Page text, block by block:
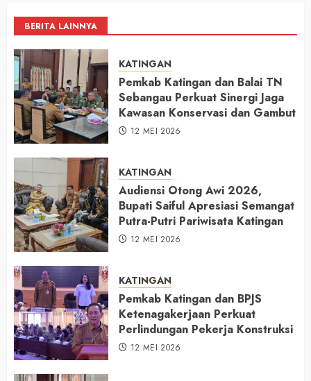
BERITA LAINNYA
KATINGAN
Pemkab Katingan dan Balai TN
Sebangau Perkuat Sinergi Jaga
Kawasan Konservasi dan Gambut
12 MEI 2026
KATINGAN
Audiensi Otong Awi 2026,
Bupati Saiful Apresiasi Semangat
Putra-Putri Pariwisata Katingan
12 MEI 2026
KATINGAN
Pemkab Katingan dan BPJS
Ketenagakerjaan Perkuat
Perlindungan Pekerja Konstruksi
12 MEI 2026